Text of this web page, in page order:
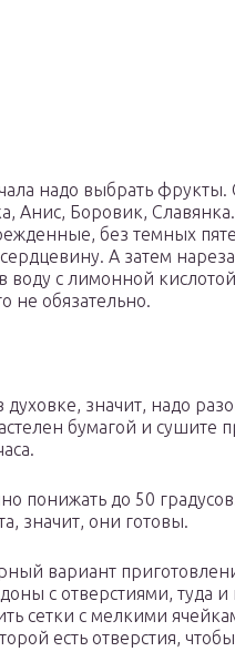
надо выбрать
Анис, Боровик,
без темных
А затем
с лимонной
не обязательно.
значит, надо
бумагой и сушите
понижать до 50
значит, они готовы.
вариант
с отверстиями, туда
сетки с мелкими
есть отверстия,